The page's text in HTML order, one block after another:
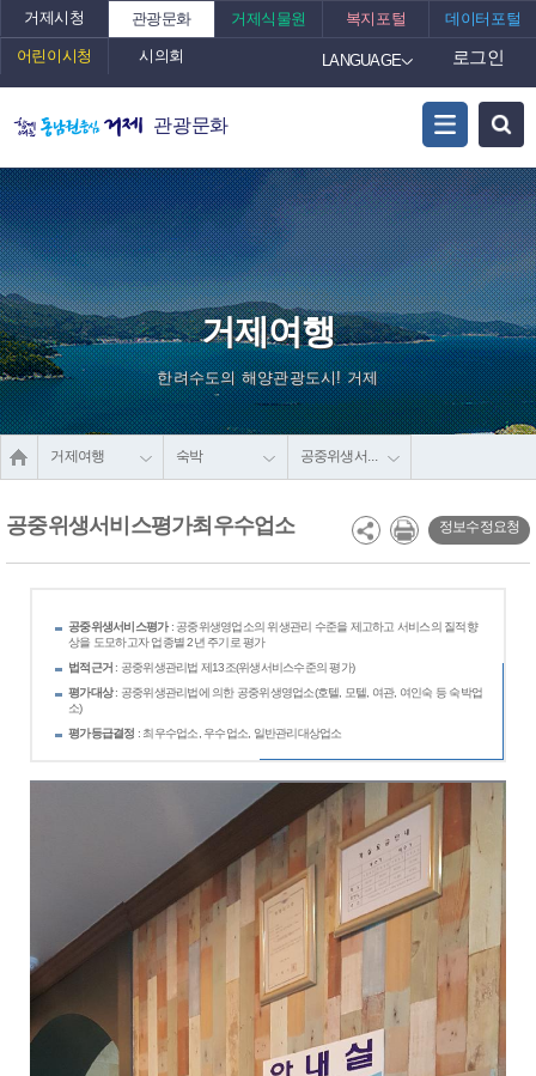
거제시청 관광문화 거제식물원 복지포털 데이터포털
어린이시청 시의회 LANGUAGE 로그인
관광문화
거제여행
한려수도의 해양관광도시! 거제
거제여행 숙박 공중위생서비스평가최우수업소
공중위생서비스평가최우수업소 정보수정요청
공중위생서비스평가: 공중위생영업소의 위생관리 수준을 제고하고 서비스의 질적향
상을 도모하고자 업종별 2년 주기로 평가
법적근거 : 공중위생관리법 제13조(위생서비스수준의 평가)
평가대상 : 공중위생관리법에 의한 공중위생영업소(호텔, 모텔, 여관, 여인숙 등 숙박업
소)
평가등급결정 : 최우수업소, 우수업소, 일반관리대상업소